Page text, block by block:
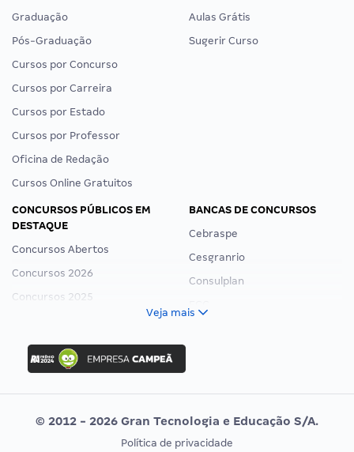
Graduação
Pós-Graduação
Cursos por Concurso
Cursos por Carreira
Cursos por Estado
Cursos por Professor
Oficina de Redação
Cursos Online Gratuitos
Aulas Grátis
Sugerir Curso
CONCURSOS PÚBLICOS EM
DESTAQUE
Concursos Abertos
Concursos 2026
Concursos 2025
Concurso Ibama
Concurso MPU
Editais publicados
BANCAS DE CONCURSOS
Cebraspe
Cesgranrio
Consulplan
Vunesp
Veja mais
© 2012 - 2026 Gran Tecnologia e Educação S/A.
Política de privacidade